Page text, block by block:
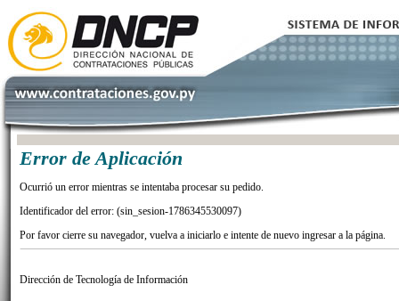
Error de Aplicación
Ocurrió un error mientras se intentaba procesar su pedido.
Identificador del error: (sin_sesion-1786345530097)
Por favor cierre su navegador, vuelva a iniciarlo e intente de nuevo ingresar a la página.
Dirección de Tecnología de Información